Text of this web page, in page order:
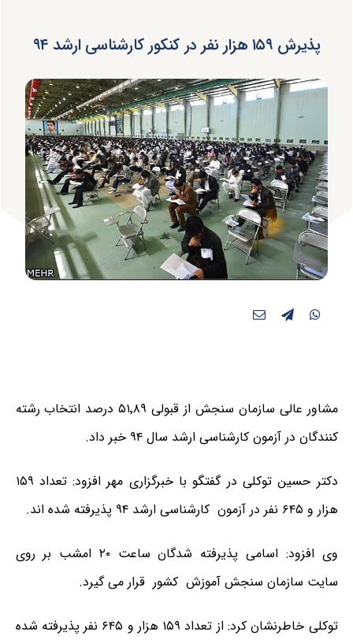
پذیرش ۱۵۹ هزار نفر در کنکور کارشناسی ارشد ۹۴
مشاور عالی سازمان سنجش از قبولی ۵۱٬۸۹ درصد انتخاب رشته
کنندگان در آزمون کارشناسی ارشد سال ۹۴ خبر داد.
دکتر حسین توکلی در گفتگو با خبرگزاری مهر افزود: تعداد ۱۵۹
هزار و ۶۴۵ نفر در آزمون کارشناسی ارشد ۹۴ پذیرفته شده اند.
وی افزود: اسامی پذیرفته شدگان ساعت ۲۰ امشب بر روی
سایت سازمان سنجش آموزش کشور قرار می گیرد.
توکلی خاطرنشان کرد: از تعداد ۱۵۹ هزار و ۶۴۵ نفر پذیرفته شده